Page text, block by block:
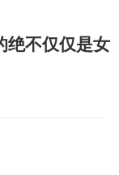
绝不仅仅是女